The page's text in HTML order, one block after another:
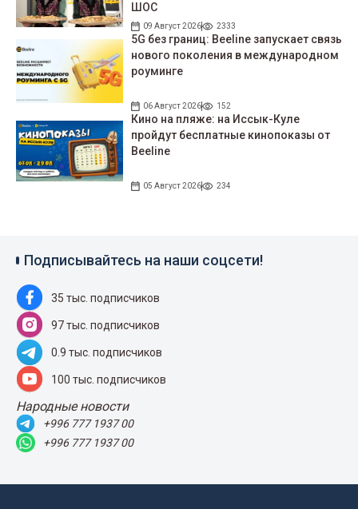
ШОС
09 Август 2026 2333
5G без границ: Beeline запускает связь
нового поколения в международном
роуминге
06 Август 2026 152
Кино на пляже: на Иссык-Куле
пройдут беcплатные кинопоказы от
Beeline
05 Август 2026 234
Подписывайтесь на наши соцсети!
35 тыс. подписчиков
97 тыс. подписчиков
0.9 тыс. подписчиков
100 тыс. подписчиков
Народные новости
+996 777 1937 00
+996 777 1937 00